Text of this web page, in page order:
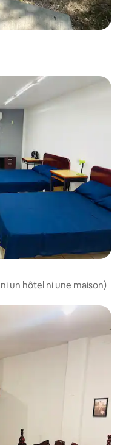
un hôtel ni une maison)